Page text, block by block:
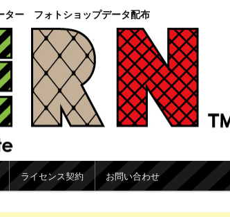
ター フォトショップデータ配布
ライセンス契約 お問い合わせ